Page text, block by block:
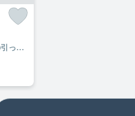
名古屋市営名城線金山駅周辺への引っ越しをお考えなら「S-FORT金山」。セブンイレブン 名古屋尾頭橋店まで徒歩4分と近場にコンビニがあるのもポイント。ここから実現させましょう。新たな住まい探しを楽しみながら始めていきませんか。快適な環境作りのお手伝いをして参ります。